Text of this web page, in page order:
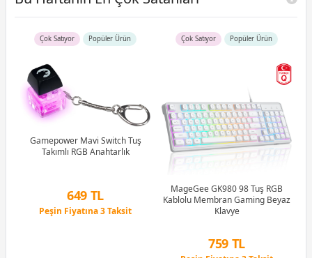
Çok Satıyor Popüler Ürün
Gamepower Mavi Switch Tuş
Takımlı RGB Anahtarlık
649 TL
Peşin Fiyatına 3 Taksit
Çok Satıyor Popüler Ürün
MageGee GK980 98 Tuş RGB
Kablolu Membran Gaming Beyaz
Klavye
759 TL